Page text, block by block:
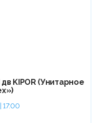
KIPOR (Унитарное
17:00